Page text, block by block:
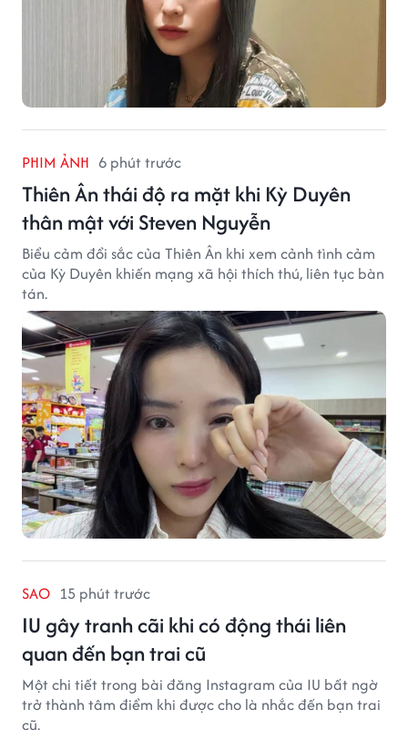
PHIM ẢNH 6 phút trước
Thiên Ân thái độ ra mặt khi Kỳ Duyên
thân mật với Steven Nguyễn
Biểu cảm đổi sắc của Thiên Ân khi xem cảnh tình cảm
của Kỳ Duyên khiến mạng xã hội thích thú, liên tục bàn
tán.
SAO 15 phút trước
IU gây tranh cãi khi có động thái liên
quan đến bạn trai cũ
Một chi tiết trong bài đăng Instagram của IU bất ngờ
trở thành tâm điểm khi được cho là nhắc đến bạn trai
cũ.